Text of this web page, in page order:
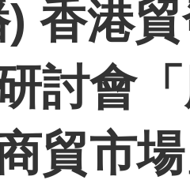
香港
討會
貿市場